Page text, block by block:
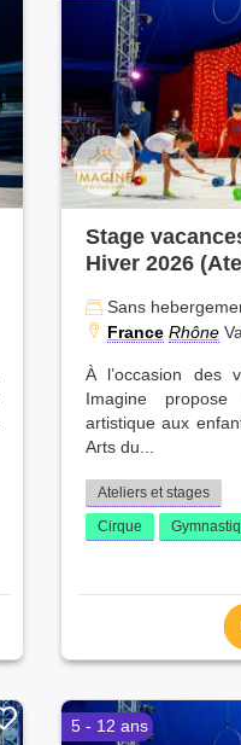
Stage
Hiver 2026
Sans
France Rhône
À l’occasion des
Imagine
artistique aux
Arts du...
Ateliers et stages
Cirque
5 - 12 ans